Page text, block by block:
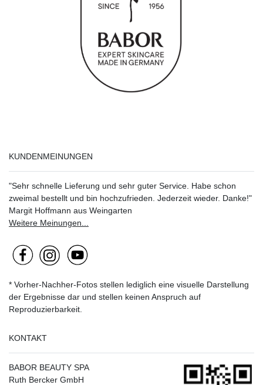
KUNDENMEINUNGEN
"Sehr schnelle Lieferung und sehr guter Service. Habe schon
zweimal bestellt und bin hochzufrieden. Jederzeit wieder. Danke!"
Margit Hoffmann aus Weingarten
Weitere Meinungen...
* Vorher-Nachher-Fotos stellen lediglich eine visuelle Darstellung
der Ergebnisse dar und stellen keinen Anspruch auf
Reproduzierbarkeit.
KONTAKT
BABOR BEAUTY SPA
Ruth Bercker GmbH